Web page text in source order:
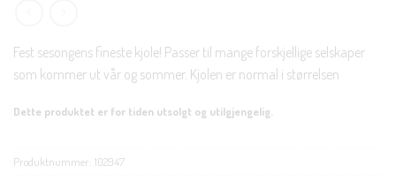
Fest sesongens fineste kjole! Passer til mange forskjellige selskaper
som kommer ut vår og sommer. Kjolen er normal i størrelsen
Dette produktet er for tiden utsolgt og utilgjengelig.
Produktnummer: 102947